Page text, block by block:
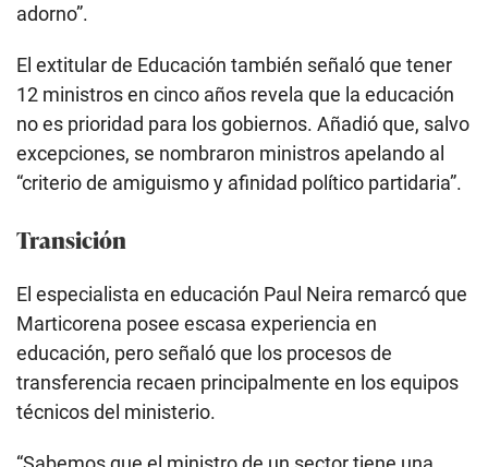
adorno”.
El extitular de Educación también señaló que tener
12 ministros en cinco años revela que la educación
no es prioridad para los gobiernos. Añadió que, salvo
excepciones, se nombraron ministros apelando al
“criterio de amiguismo y afinidad político partidaria”.
Transición
El especialista en educación Paul Neira remarcó que
Marticorena posee escasa experiencia en
educación, pero señaló que los procesos de
transferencia recaen principalmente en los equipos
técnicos del ministerio.